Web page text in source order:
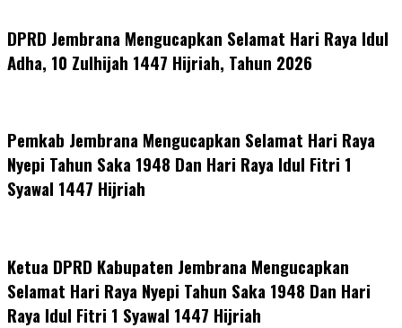
DPRD Jembrana Mengucapkan Selamat Hari Raya Idul
Adha, 10 Zulhijah 1447 Hijriah, Tahun 2026
Pemkab Jembrana Mengucapkan Selamat Hari Raya
Nyepi Tahun Saka 1948 Dan Hari Raya Idul Fitri 1
Syawal 1447 Hijriah
Ketua DPRD Kabupaten Jembrana Mengucapkan
Selamat Hari Raya Nyepi Tahun Saka 1948 Dan Hari
Raya Idul Fitri 1 Syawal 1447 Hijriah